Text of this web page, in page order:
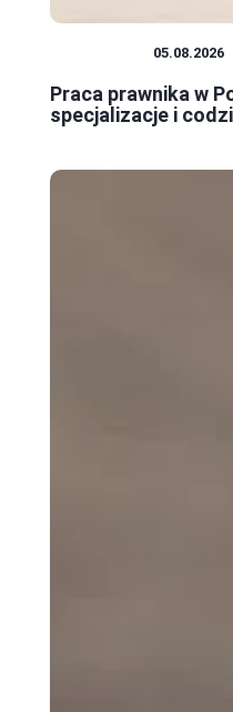
05.08.2026
Praca prawnika w
specjalizacje i